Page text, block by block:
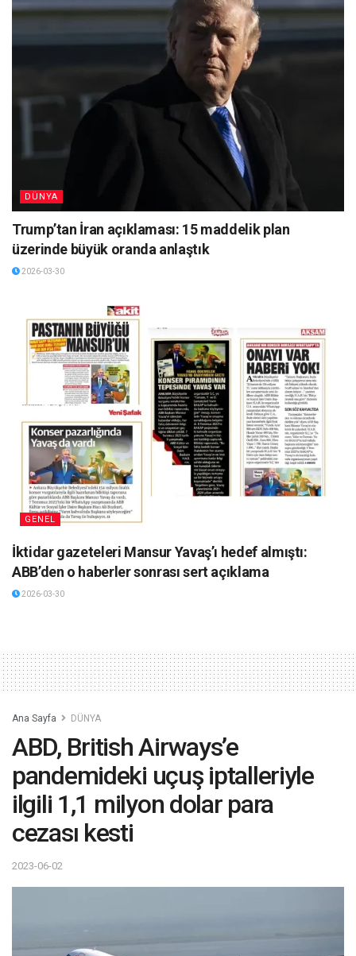
DÜNYA
Trump’tan İran açıklaması: 15 maddelik plan
üzerinde büyük oranda anlaştık
2026-03-30
GENEL
İktidar gazeteleri Mansur Yavaş’ı hedef almıştı:
ABB’den o haberler sonrası sert açıklama
2026-03-30
Ana Sayfa DÜNYA
ABD, British Airways’e
pandemideki uçuş iptalleriyle
ilgili 1,1 milyon dolar para
cezası kesti
2023-06-02